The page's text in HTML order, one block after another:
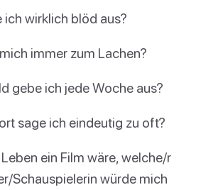
ich wirklich blöd aus?
immer zum Lachen?
gebe ich jede Woche aus?
sage ich eindeutig zu oft?
ein Film wäre, welche/r
Schauspielerin würde mich